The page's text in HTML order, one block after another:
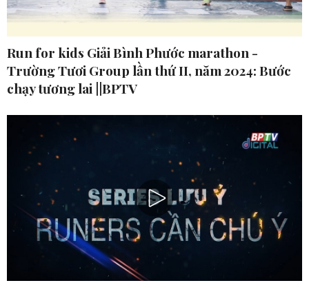
Run for kids Giải Bình Phước marathon -
Trường Tươi Group lần thứ II, năm 2024: Bước
chạy tương lai ||BPTV